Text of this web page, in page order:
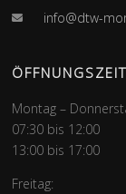
info@dtw-
Montag –
07:30 bis 12:00
13:00 bis 17:00
Freitag: